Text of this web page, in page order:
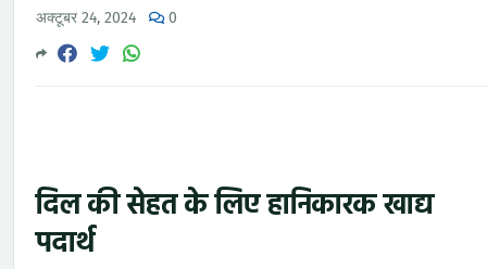
अक्टूबर 24, 2024 0
दिल की सेहत के लिए हानिकारक खाद्य
पदार्थ